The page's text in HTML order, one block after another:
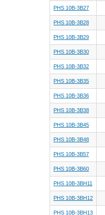
PHS 10B-3B27
PHS 10B-3B28
PHS 10B-3B29
PHS 10B-3B30
PHS 10B-3B32
PHS 10B-3B35
PHS 10B-3B36
PHS 10B-3B38
PHS 10B-3B45
PHS 10B-3B48
PHS 10B-3B57
PHS 10B-3B60
PHS 10B-3BH11
PHS 10B-3BH12
PHS 10B-3BH13